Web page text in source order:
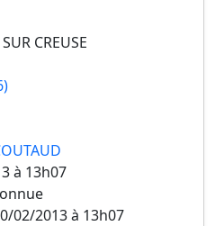
CREUSE
à 13h07
02/2013 à 13h07